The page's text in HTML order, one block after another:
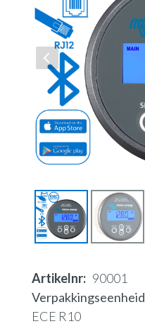
Artikelnr
90001
Verpakkingseenheid
ECE R10